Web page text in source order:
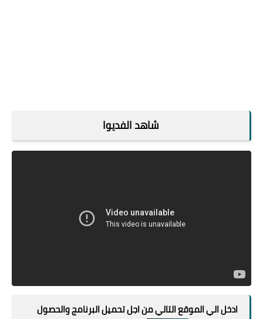
شاهد الفديوا
ادخل الي الموقع التالي من اجل تحميل البرنامج والحصول